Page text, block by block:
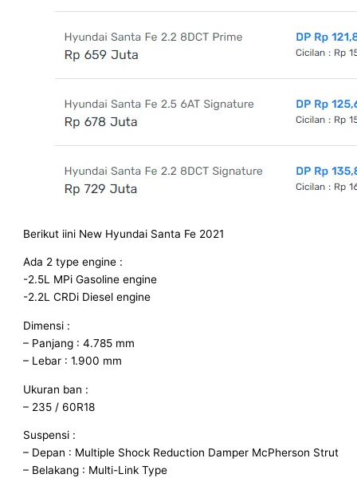
Berikut iini New Hyundai Santa Fe 2021
Ada 2 type engine :
-2.5L MPi Gasoline engine
-2.2L CRDi Diesel engine
Dimensi :
– Panjang : 4.785 mm
– Lebar : 1.900 mm
Ukuran ban :
– 235 / 60R18
Suspensi :
– Depan : Multiple Shock Reduction Damper McPherson Strut
– Belakang : Multi-Link Type